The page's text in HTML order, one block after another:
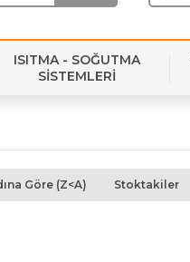
ISITMA - SOĞUTMA
SİSTEMLERİ
Göre (Z<A) Stoktakiler